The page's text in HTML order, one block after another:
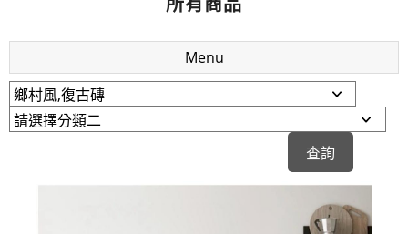
原Line已滿 無法加Line好友 請親愛的客戶加入
LINE官方帳號@a0975005573
開車：中山路1段 到永平路路口(樂華夜市口)門口可
停車
捷運： 中和線【頂溪站 2 號出口】往中山路1段139
號約10分鐘
原Line已滿 無法加Line好友 請親愛的客戶加入
所有商品
Menu